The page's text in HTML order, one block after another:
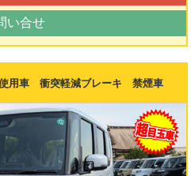
い合せ
使用車 衝突軽減ブレーキ 禁煙車